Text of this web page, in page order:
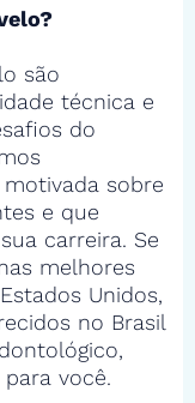
são
técnica e
do
sobre
e que
carreira. Se
melhores
Unidos,
no Brasil
você.